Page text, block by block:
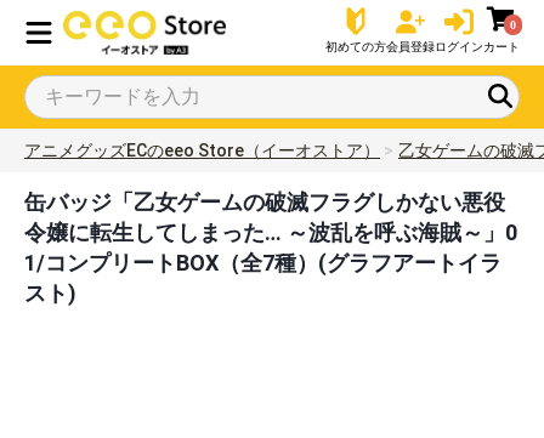
初めての方会員登録ログイン
0
カート
アニメグッズECのeeo Store（イーオストア） 乙女ゲームの破滅
缶バッジ「乙女ゲームの破滅フラグしかない悪役
令嬢に転生してしまった… ～波乱を呼ぶ海賊～」0
1/コンプリートBOX（全7種）(グラフアートイラ
スト)